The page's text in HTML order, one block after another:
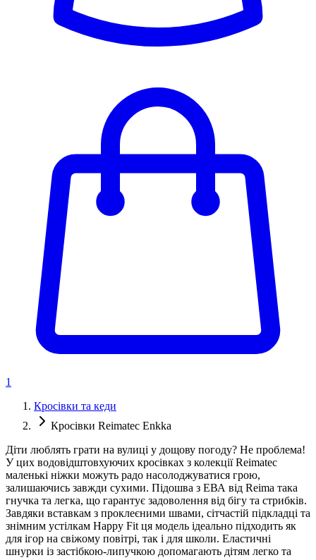
1
Кросівки та кеди
Кросівки Reimatec Enkka
Діти люблять грати на вулиці у дощову погоду? Не проблема!
У цих водовідштовхуючих кросівках з колекції Reimatec
маленькі ніжки можуть радо насолоджуватися грою,
залишаючись завжди сухими. Підошва з ЕВА від Reima така
гнучка та легка, що гарантує задоволення від бігу та стрибків.
Завдяки вставкам з проклеєними швами, сітчастій підкладці та
знімним устілкам Happy Fit ця модель ідеально підходить як
для ігор на свіжому повітрі, так і для школи. Еластичні
шнурки із застібкою-липучкою допомагають дітям легко та